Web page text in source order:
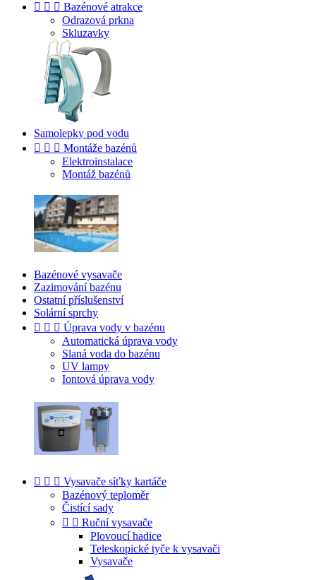
   Bazénové atrakce
Odrazová prkna
Skluzavky
Samolepky pod vodu
   Montáže bazénů
Elektroinstalace
Montáž bazénů
Bazénové vysavače
Zazimování bazénu
Ostatní příslušenství
Solární sprchy
   Úprava vody v bazénu
Automatická úprava vody
Slaná voda do bazénu
UV lampy
Iontová úprava vody
   Vysavače síťky kartáče
Bazénový teploměr
Čistící sady
  Ruční vysavače
Plovoucí hadice
Teleskopické tyče k vysavači
Vysavače